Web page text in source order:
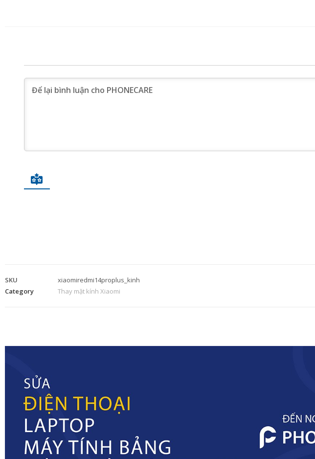
SKU
xiaomiredmi14proplus_kinh
Category
Thay mặt kính Xiaomi